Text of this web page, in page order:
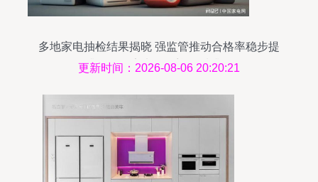
多地家电抽检结果揭晓 强监管推动合格率稳步提
升，日用家电零售迎品质升级
更新时间：2026-08-06 20:20:21